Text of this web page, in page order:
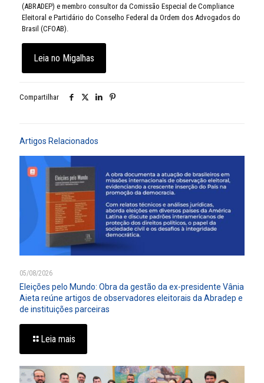
(ABRADEP) e membro consultor da Comissão Especial de Compliance
Eleitoral e Partidário do Conselho Federal da Ordem dos Advogados do
Brasil (CFOAB).
Leia no Migalhas
Compartilhar
Artigos Relacionados
05/08/2026
Eleições pelo Mundo: Obra da gestão da ex-presidente Vânia
Aieta reúne artigos de observadores eleitorais da Abradep e
de instituições parceiras
Leia mais